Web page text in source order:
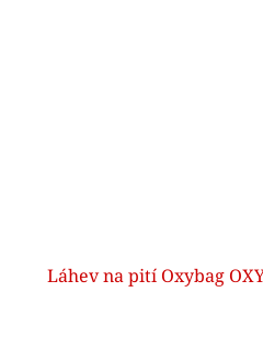
Láhev na pití Oxybag